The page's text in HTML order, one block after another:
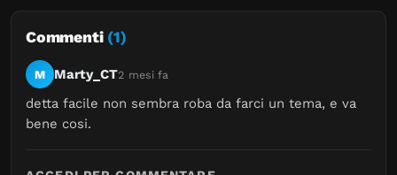
Commenti (1)
M Marty_CT2 mesi fa
detta facile non sembra roba da farci un tema, e va
bene cosi.